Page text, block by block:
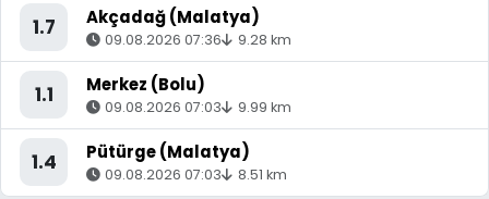
1.7 Akçadağ (Malatya)
09.08.2026 07:36 9.28 km
1.1 Merkez (Bolu)
09.08.2026 07:03 9.99 km
1.4 Pütürge (Malatya)
09.08.2026 07:03 8.51 km